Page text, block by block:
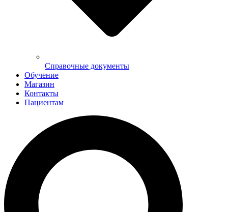
Справочные документы
Обучение
Магазин
Контакты
Пациентам